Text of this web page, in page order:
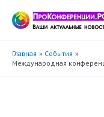
содержимому
Главная
События
Международная